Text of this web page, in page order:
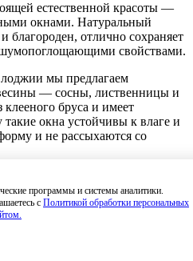
естественной красоты —
окнами. Натуральный
благороден, отлично сохраняет
свойствами.
мы предлагаем
— сосны, лиственницы и
бруса и имеет
окна устойчивы к влаге и
и не рассыхаются со
данных
программы и системы аналитики.
с Политикой обработки персональных